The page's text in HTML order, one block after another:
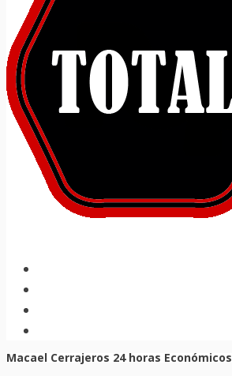
Macael Cerrajeros 24 horas Económicos